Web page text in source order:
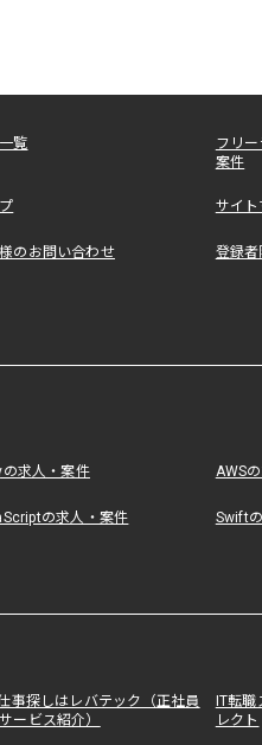
覧
フリ
案件
サイ
のお問い合わせ 登録者
の求人・案件 AWS
の求人・案件 Swift
事探しはレバテック（正社員
ービス紹介）
IT転
レクト